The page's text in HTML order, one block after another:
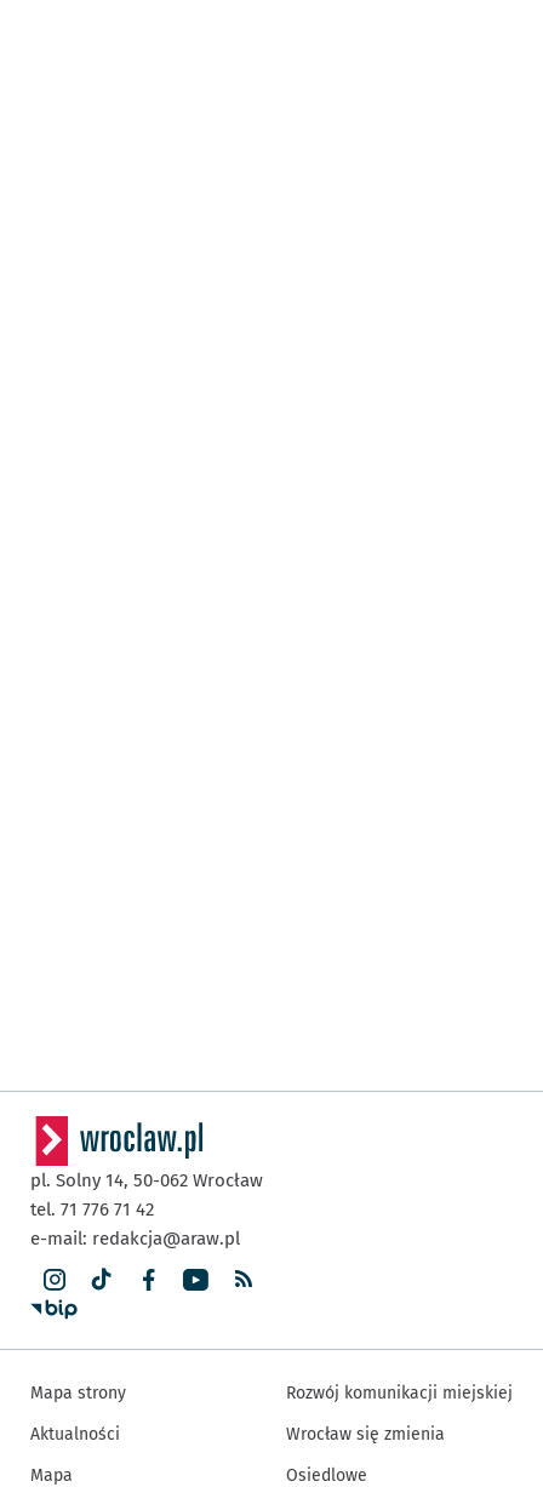
pl. Solny 14, 50-062 Wrocław
tel. 71 776 71 42
e-mail: redakcja@araw.pl
Mapa strony
Aktualności
Mapa
Rozwój komunikacji miejskiej
Wrocław się zmienia
Osiedlowe